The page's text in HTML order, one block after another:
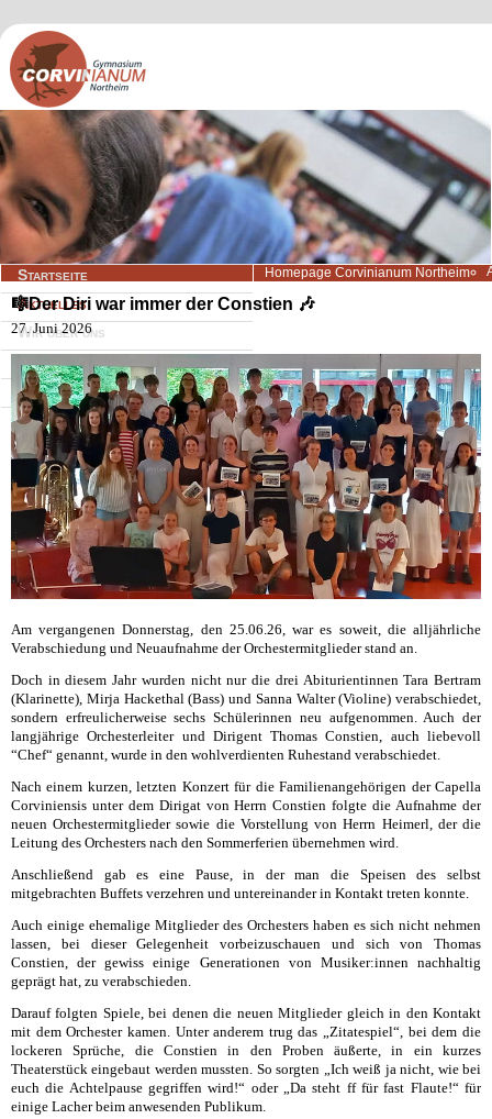
Navigation
überspringen
Startseite
Aktuelles
Wir über uns
Beratung/Service
Kontakt
Homepage Corvinianum Northeim
🎼Der Diri war immer der Constien 🎶
27. Juni 2026
Am vergangenen Donnerstag, den 25.06.26, war es soweit, die alljährliche
Verabschiedung und Neuaufnahme der Orchestermitglieder stand an.
Doch in diesem Jahr wurden nicht nur die drei Abiturientinnen Tara Bertram
(Klarinette), Mirja Hackethal (Bass) und Sanna Walter (Violine) verabschiedet,
sondern erfreulicherweise sechs Schülerinnen neu aufgenommen. Auch der
langjährige Orchesterleiter und Dirigent Thomas Constien, auch liebevoll
“Chef“ genannt, wurde in den wohlverdienten Ruhestand verabschiedet.
Nach einem kurzen, letzten Konzert für die Familienangehörigen der Capella
Corviniensis unter dem Dirigat von Herrn Constien folgte die Aufnahme der
neuen Orchestermitglieder sowie die Vorstellung von Herrn Heimerl, der die
Leitung des Orchesters nach den Sommerferien übernehmen wird.
Anschließend gab es eine Pause, in der man die Speisen des selbst
mitgebrachten Buffets verzehren und untereinander in Kontakt treten konnte.
Auch einige ehemalige Mitglieder des Orchesters haben es sich nicht nehmen
lassen, bei dieser Gelegenheit vorbeizuschauen und sich von Thomas
Constien, der gewiss einige Generationen von Musiker:innen nachhaltig
geprägt hat, zu verabschieden.
Darauf folgten Spiele, bei denen die neuen Mitglieder gleich in den Kontakt
mit dem Orchester kamen. Unter anderem trug das „Zitatespiel“, bei dem die
lockeren Sprüche, die Constien in den Proben äußerte, in ein kurzes
Theaterstück eingebaut werden mussten. So sorgten „Ich weiß ja nicht, wie bei
euch die Achtelpause gegriffen wird!“ oder „Da steht ff für fast Flaute!“ für
einige Lacher beim anwesenden Publikum.